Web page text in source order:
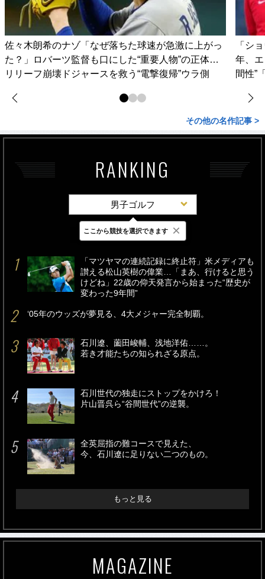
佐々木朗希のナゾ「なぜ落ちた球速が急激に上がっ
た？」ロバーツ監督も口にした“重要人物”の正体…
リリーフ崩壊ドジャースを救う“電撃復帰”ウラ側
「シ
年、
間性”
その他の名作記事 >
RANKING
男子ゴルフ
最新 24時間 週間
「マツヤマの連続記録に終止符」米メディアも
讃える松山英樹の偉業…「まあ、行けると思う
けどね」22歳の仰天発言から始まった“歴史が
変わった9年間”
‘05年のウッズが夢見る、4大メジャー完全制覇。
石川遼、薗田峻輔、浅地洋佑……。
若き才能たちの知られざる原点。
石川世代の独走にストップをかけろ！
片山晋呉ら“谷間世代”の逆襲。
全英屈指の難コースで見えた、
今、石川遼に足りない二つのもの。
もっと見る
MAGAZINE
ここから競技を選択できます ×